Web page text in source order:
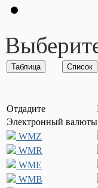
Отдадите
Электронный валюты
WMZ
WMR
WME
WMB